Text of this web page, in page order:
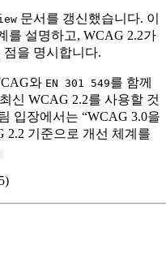
문서를 갱신했습니다. 이
를 설명하고, WCAG 2.2가
점을 명시합니다.
와 EN 301 549를 함께
신 WCAG 2.2를 사용할 것
입장에서는 “WCAG 3.0을
2.2 기준으로 개선 체계를